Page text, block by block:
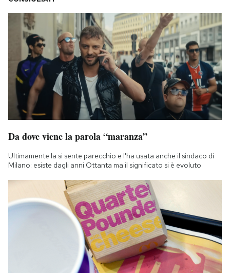
Da dove viene la parola “maranza”
Ultimamente la si sente parecchio e l'ha usata anche il sindaco di
Milano: esiste dagli anni Ottanta ma il significato si è evoluto